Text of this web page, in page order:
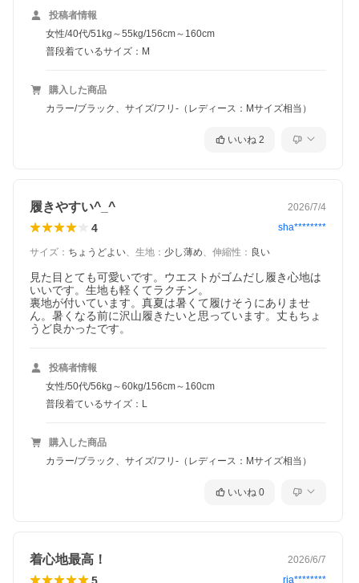
投稿者情報
女性/40代/51kg～55kg/156cm～160cm
普段着ているサイズ：M
購入した商品
カラー/ブラック、サイズ/フリ-（レディース：Mサイズ相当）
いいね 2
履きやすい^_^ 2026/7/4
4 sha********
サイズ ： ちょうどよい、 生地 ： 少し薄め、 伸縮性 ： 良い
見た目とても可愛いです。ウエストがゴムだし履き心地は
いいです。生地も軽くてラクチン。
裏地が付いています。真夏は暑くて履けそうにありませ
ん。暑くなる前に沢山履きたいと思っています。丈もちょ
うど良かったです。
投稿者情報
女性/50代/56kg～60kg/156cm～160cm
普段着ているサイズ：L
購入した商品
カラー/ブラック、サイズ/フリ-（レディース：Mサイズ相当）
いいね 0
着心地最高！ 2026/6/7
ria********